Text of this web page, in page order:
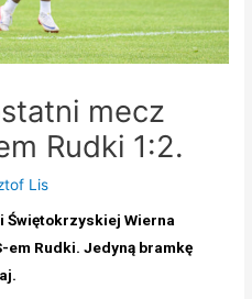
mecz
Rudki 1:2.
Lis
Świętokrzyskiej Wierna
em Rudki. Jedyną bramkę